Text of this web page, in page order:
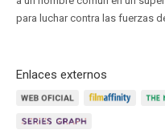
para luchar contra las fuerzas
Enlaces externos